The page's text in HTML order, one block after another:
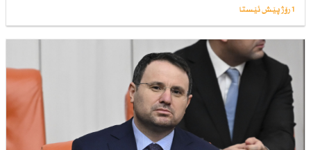
1 رۆژ پێش ئێستا